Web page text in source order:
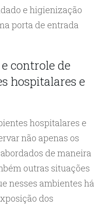
e higienização
porta de entrada
controle de
hospitalares e
hospitalares e
não apenas os
de maneira
outras situações
nesses ambientes há
dos